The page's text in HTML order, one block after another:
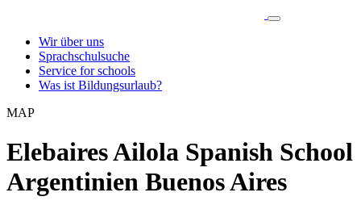
Wir über uns
Sprachschulsuche
Service for schools
Was ist Bildungsurlaub?
MAP
Elebaires Ailola Spanish School
Argentinien Buenos Aires